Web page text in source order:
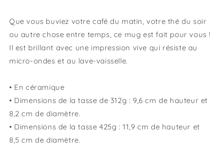
Que vous buviez votre café du matin, votre thé du soir
ou autre chose entre temps, ce mug est fait pour vous !
Il est brillant avec une impression vive qui résiste au
micro-ondes et au lave-vaisselle.
• En céramique
• Dimensions de la tasse de 312g : 9,6 cm de hauteur et
8,2 cm de diamètre.
• Dimensions de la tasse 425g : 11,9 cm de hauteur et
8,5 cm de diamètre.